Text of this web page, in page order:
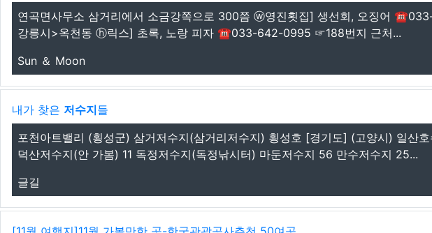
연곡면사무소 삼거리에서 소금강쪽으로 300쯤 ⓦ영진횟집] 생선회, 오징어
강릉시>옥천동 ⓗ릭스] 초록, 노랑 피자 ☎033-642-0995 ☞188번지 근처...
Sun ＆ Moon
내가 찾은 저수지들
포천아트밸리 (횡성군) 삼거저수지(삼거리저수지) 횡성호 [경기도] (고양시) 일산
덕산저수지(안 가봄) 11 독정저수지(독정낚시터) 마둔저수지 56 만수저수지 25...
글길